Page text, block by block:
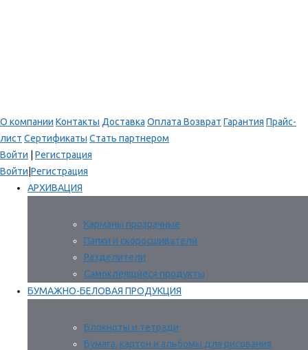
О компании Контакты Доставка Оплата Возврат Гарантия Прайс-
лист Сертификаты Стать партнером
Войти
Регистрация
Войти Регистрация
АРХИВАЦИЯ
Карманы прозрачные
Папки и скоросшиватели
Разделители
Самоклеящиеся продукты
БУМАЖНО-БЕЛОВАЯ ПРОДУКЦИЯ
Блокноты и тетради
Бумага, картон и альбомы для рисования